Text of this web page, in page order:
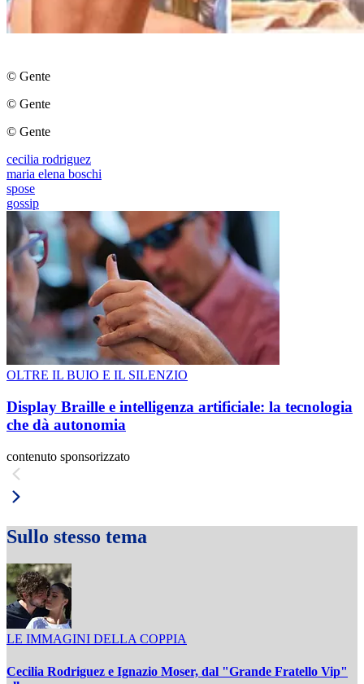
© Gente
© Gente
© Gente
cecilia rodriguez
maria elena boschi
spose
gossip
OLTRE IL BUIO E IL SILENZIO
Display Braille e intelligenza artificiale: la tecnologia
che dà autonomia
contenuto sponsorizzato
Sullo stesso tema
LE IMMAGINI DELLA COPPIA
Cecilia Rodriguez e Ignazio Moser, dal "Grande Fratello Vip"